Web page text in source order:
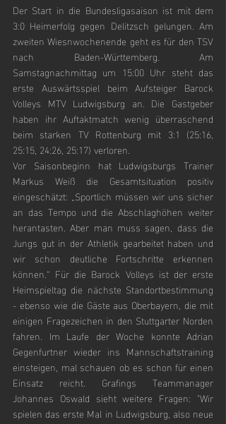
Der Start in die Bundesligasaison ist mit dem
3:0 Heimerfolg gegen Delitzsch gelungen. Am
zweiten Wiesnwochenende geht es für den TSV
nach Baden-Württemberg. Am
Samstagnachmittag um 15:00 Uhr steht das
erste Auswärtsspiel beim Aufsteiger Barock
Volleys MTV Ludwigsburg an. Die Gastgeber
haben ihr Auftaktmatch wenig überraschend
beim starken TV Rottenburg mit 3:1 (25:16,
25:15, 24:26, 25:17) verloren.
Vor Saisonbeginn hat Ludwigsburgs Trainer
Markus Weiß die Gesamtsituation positiv
eingeschätzt: „Sportlich müssen wir uns sicher
an das Tempo und die Abschlaghöhen weiter
herantasten. Aber man muss sagen, dass die
Jungs gut in der Athletik gearbeitet haben und
wir schon deutliche Fortschritte erkennen
können.“ Für die Barock Volleys ist der erste
Heimspieltag die nächste Standortbestimmung
- ebenso wie die Gäste aus Oberbayern, die mit
einigen Fragezeichen in den Stuttgarter Norden
fahren. Im Laufe der Woche konnte Adrian
Gegenfurtner wieder ins Mannschaftstraining
einsteigen, mal schauen ob es schon für einen
Einsatz reicht. Grafings Teammanager
Johannes Oswald sieht weitere Fragen: "Wir
spielen das erste Mal in Ludwigsburg, also neue